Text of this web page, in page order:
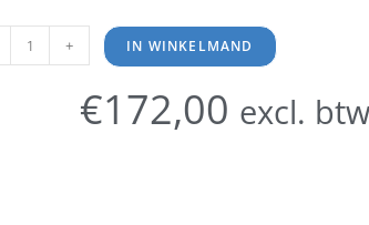
+ IN WINKELMAND
€172,00 excl. btw